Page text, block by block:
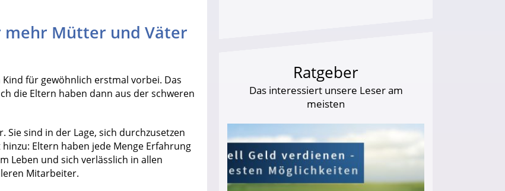
Mütter und Väter
für gewöhnlich erstmal vorbei. Das
die Eltern haben dann aus der schweren
sind in der Lage, sich durchzusetzen
Eltern haben jede Menge Erfahrung
Leben und sich verlässlich in allen
Mitarbeiter.
Ratgeber
Das interessiert unsere Leser am
meisten